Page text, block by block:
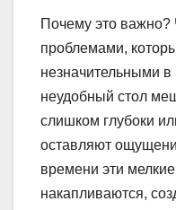
Почему это важно?
проблемами,
незначительными
неудобный стол
слишком глубоки
оставляют
времени эти
накапливаются,